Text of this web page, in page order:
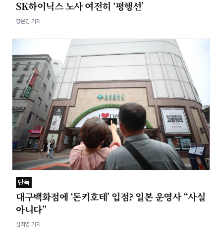
SK하이닉스 노사 여전히 ‘평행선’
강은경 기자
단독
대구백화점에 ‘돈키호테’ 입점? 일본 운영사 “사실
아니다”
심지영 기자